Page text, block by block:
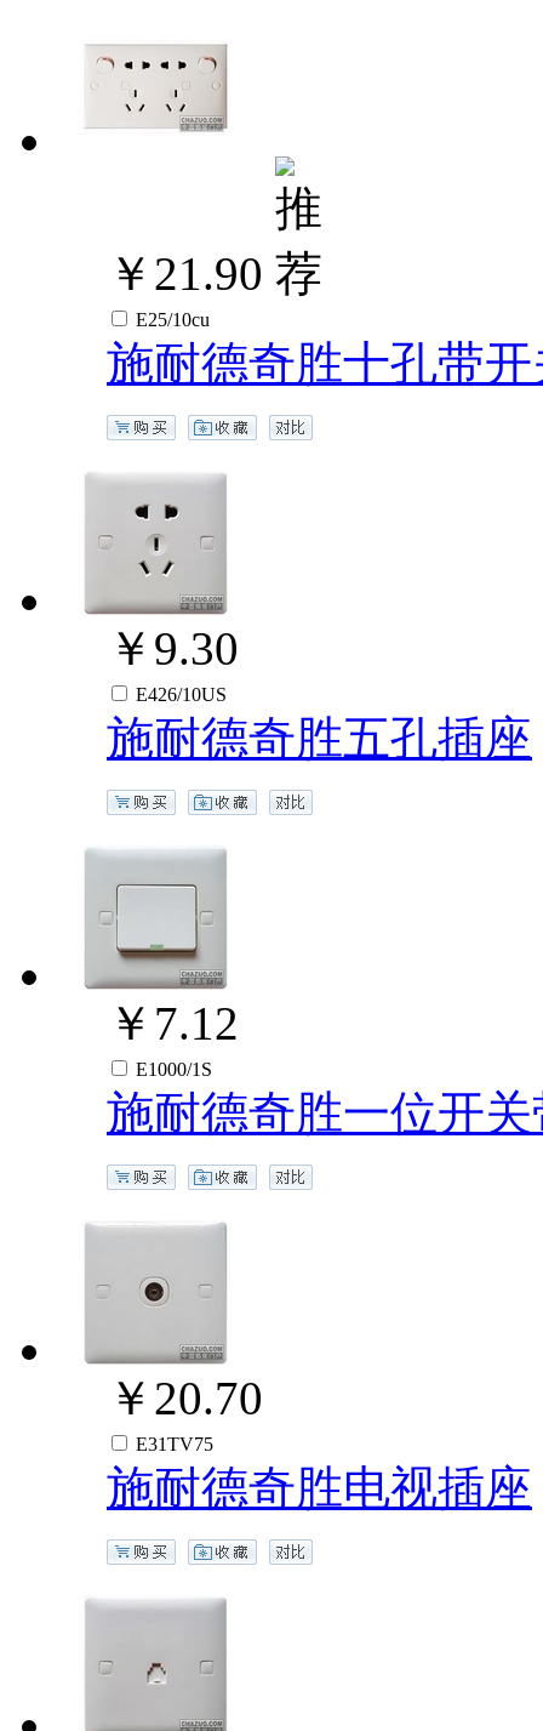
￥21.90
E25/10cu
施耐德奇胜十孔带
￥9.30
E426/10US
施耐德奇胜五孔插座
￥7.12
E1000/1S
施耐德奇胜一位开
￥20.70
E31TV75
施耐德奇胜电视插座